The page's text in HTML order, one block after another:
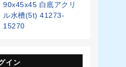
90x45x45 白底アクリ
ル水槽(5t) 41273-
15270
イン